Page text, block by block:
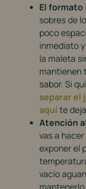
El
sobres de
poco
inmediato
la maleta
mantienen
sabor. Si
separar el
aquíte
Atención
vas a
exponer el
vacío